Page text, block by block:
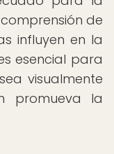
de
influyen en la
esencial para
visualmente
promueva la